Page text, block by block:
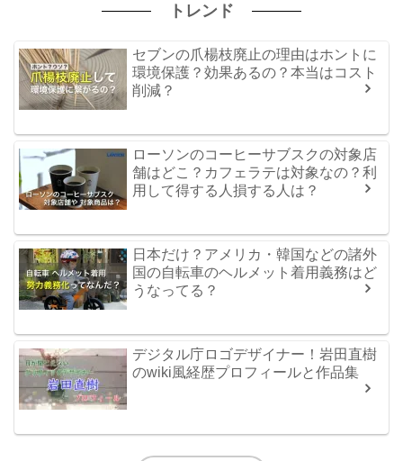
トレンド
セブンの爪楊枝廃止の理由はホントに
環境保護？効果あるの？本当はコスト
削減？
ローソンのコーヒーサブスクの対象店
舗はどこ？カフェラテは対象なの？利
用して得する人損する人は？
日本だけ？アメリカ・韓国などの諸外
国の自転車のヘルメット着用義務はど
うなってる？
デジタル庁ロゴデザイナー！岩田直樹
のwiki風経歴プロフィールと作品集